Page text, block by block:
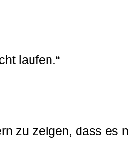
laufen.“
zu zeigen, dass es